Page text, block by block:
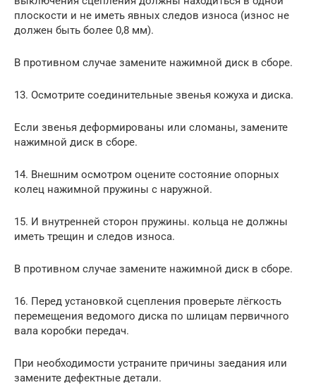
плоскости и не иметь явных следов износа (износ не
должен быть более 0,8 мм).
В противном случае замените нажимной диск в сборе.
13. Осмотрите соединительные звенья кожуха и диска.
Если звенья деформированы или сломаны, замените
нажимной диск в сборе.
14. Внешним осмотром оцените состояние опорных
колец нажимной пружины с наружной.
15. И внутренней сторон пружины. кольца не должны
иметь трещин и следов износа.
В противном случае замените нажимной диск в сборе.
16. Перед установкой сцепления проверьте лёгкость
перемещения ведомого диска по шлицам первичного
вала коробки передач.
При необходимости устраните причины заедания или
замените дефектные детали.